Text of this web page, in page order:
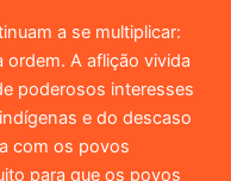
a se multiplicar:
A aflição vivida
poderosos interesses
e do descaso
com os povos
para que os povos